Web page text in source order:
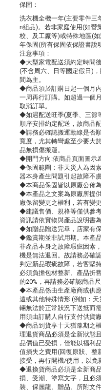
保固：
洗衣機全機一年(主要零件三
n組品)。若非家庭使用(如營
校、及工廠等)或特殊地區(
年保固(所有保固依保證書說
注意事項：
◆大型家電配送須約定時間
(不含周六、日等國定假日)
間為主。
◆商品須於訂購日起一個月
一周再行訂購。如超過一個
取消訂單。
◆如遇配送旺季(夏季、三節
順序安排約定配送，故商品
◆請務必確認搬運動線是否
寬度，尤其轉彎處至少要大
品無損傷搬運。
◆開門方向:依商品頁面圖示
◆保固範圍：非天災人為因
器本身產生問題引起故障不
◆本商品保固皆以原廠公佈
◆本產品之文案為原廠所提
廠保留變更之權利，若有變
◆建議售價、規格等僅供參
資訊請依實物與產品說明書
◆如贈品贈送完畢，店家有
◆鑑賞期並非試用期。本產
非產品本身之故障瑕疵因素
機是無法退回。故請務必確
判定新品瑕疵故障，若客堅
必須負擔包材整新、產品折
的20%，再請務必確認商品
◆本產品係由生產廠商或供
遠或其他特殊情形 (例如：
輛無法於正常狀況下送抵而
用須由訂購人自行支付供貨
◆商品到貨享十天猶豫期之
理退貨商品必須是全新狀態
品價值已受損，僅能以福利
值損失之費用(回復原狀、整
接受，再行開機/使用，以免
◆退換貨商品必須是全新商
損、受潮、塗寫文字，且必
裝、保麗龍、贈品、所附文